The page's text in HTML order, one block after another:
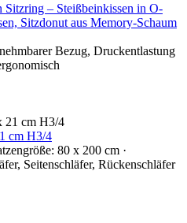
– Steißbeinkissen in O-
Sitzdonut aus Memory-Schaum
Bezug, Druckentlastung
cm H3/4
80 x 200 cm ·
Seitenschläfer, Rückenschläfer